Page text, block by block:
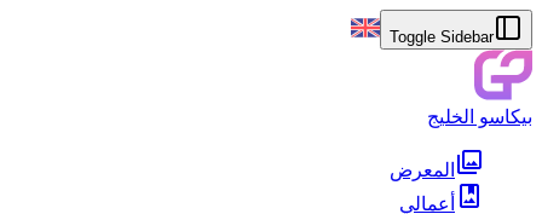
Toggle Sidebar
بيكاسو الخليج
المعرض
أعمالي